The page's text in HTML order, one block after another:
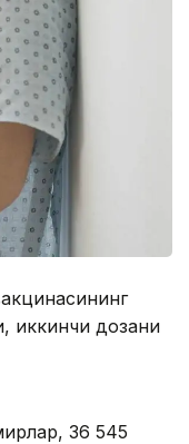
иккинчи дозани
36 545